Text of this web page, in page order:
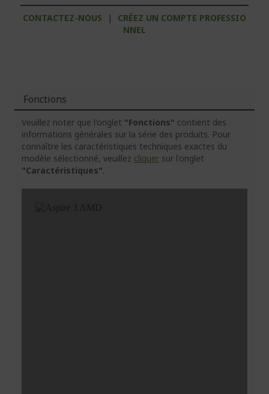
CONTACTEZ-NOUS |
CRÉEZ UN COMPTE PROFESSIO
NNEL
Fonctions
Veuillez noter que l'onglet "Fonctions" contient des
informations générales sur la série des produits. Pour
connaître les caractéristiques techniques exactes du
modèle sélectionné, veuillez cliquer sur l'onglet
"Caractéristiques".